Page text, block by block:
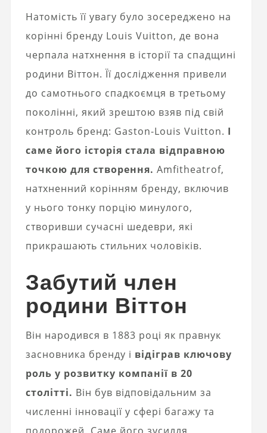
Натомість її увагу було зосереджено на
корінні бренду Louis Vuitton, де вона
черпала натхнення в історії та спадщині
родини Віттон. Її дослідження привели
до самотнього спадкоємця в третьому
поколінні, який зрештою взяв під свій
контроль бренд: Gaston-Louis Vuitton. І
саме його історія стала відправною
точкою для створення. Amfitheatrof,
натхненний корінням бренду, включив
у нього тонку порцію минулого,
створивши сучасні шедеври, які
прикрашають стильних чоловіків.
Забутий член
родини Віттон
Він народився в 1883 році як правнук
засновника бренду i відіграв ключову
роль у розвитку компанії в 20
столітті. Він був відповідальним за
численні інновації у сфері багажу та